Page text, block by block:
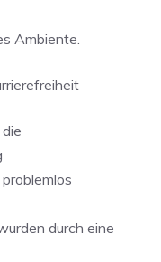
Ambiente.
durch eine